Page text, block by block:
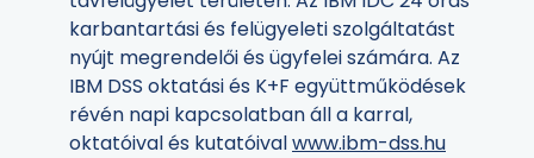
karbantartási és felügyeleti szolgáltatást
nyújt megrendelői és ügyfelei számára. Az
IBM DSS oktatási és K+F együttműködések
révén napi kapcsolatban áll a karral,
oktatóival és kutatóivalwww.ibm-dss.hu